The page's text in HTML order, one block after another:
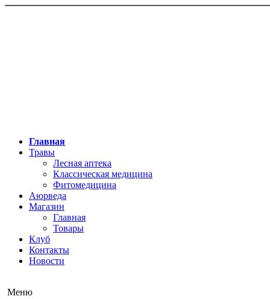
Главная
Травы
Лесная аптека
Классическая медицина
Фитомедицина
Аюрведа
Магазин
Главная
Товары
Клуб
Контакты
Новости
Меню